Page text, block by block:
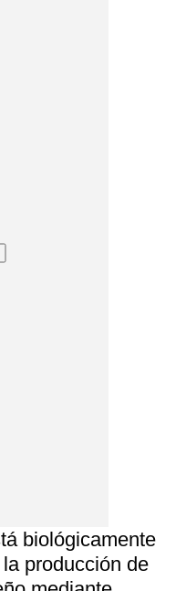
biológicamente
producción de